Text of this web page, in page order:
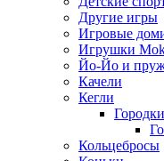
Другие игры
Игровые
Игрушки
Йо-Йо и
Качели
Кегли
Городки
Кольцебросы